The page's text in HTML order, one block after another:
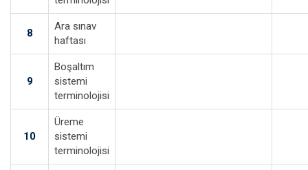
8
Ara sınav
haftası
9
Boşaltım
sistemi
terminolojisi
10
Üreme
sistemi
terminolojisi